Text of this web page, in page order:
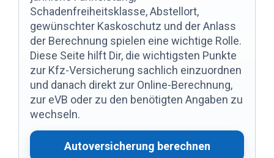
Schadenfreiheitsklasse, Abstellort,
gewünschter Kaskoschutz und der Anlass
der Berechnung spielen eine wichtige Rolle.
Diese Seite hilft Dir, die wichtigsten Punkte
zur Kfz-Versicherung sachlich einzuordnen
und danach direkt zur Online-Berechnung,
zur eVB oder zu den benötigten Angaben zu
wechseln.
Autoversicherung berechnen